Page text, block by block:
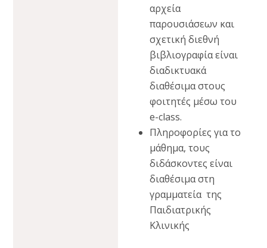
αρχεία
παρουσιάσεων και
σχετική διεθνή
βιβλιογραφία είναι
διαδικτυακά
διαθέσιμα στους
φοιτητές μέσω του
e-class.
Πληροφορίες για το
μάθημα, τους
διδάσκοντες είναι
διαθέσιμα στη
γραμματεία της
Παιδιατρικής
Κλινικής